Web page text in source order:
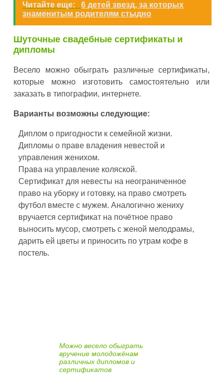
Читайте еще:
6 детей звезд, за которых
знаменитым родителям стыдно
Шуточные свадебные сертификаты и
дипломы
Весело можно обыграть различные сертификаты,
которые можно изготовить самостоятельно или
заказать в типографии, интернете.
Варианты возможны следующие:
Диплом о пригодности к семейной жизни.
Дипломы о праве владения невестой и
управления женихом.
Права на управление коляской.
Сертификат для невесты на неограниченное
право на уборку и готовку, на право смотреть
футбол вместе с мужем. Аналогично жениху
вручается сертификат на почётное право
выносить мусор, смотреть с женой мелодрамы,
дарить ей цветы и приносить по утрам кофе в
постель.
Можно весело обыграть
вручение молодожёнам
различных дипломов и
сертификатов